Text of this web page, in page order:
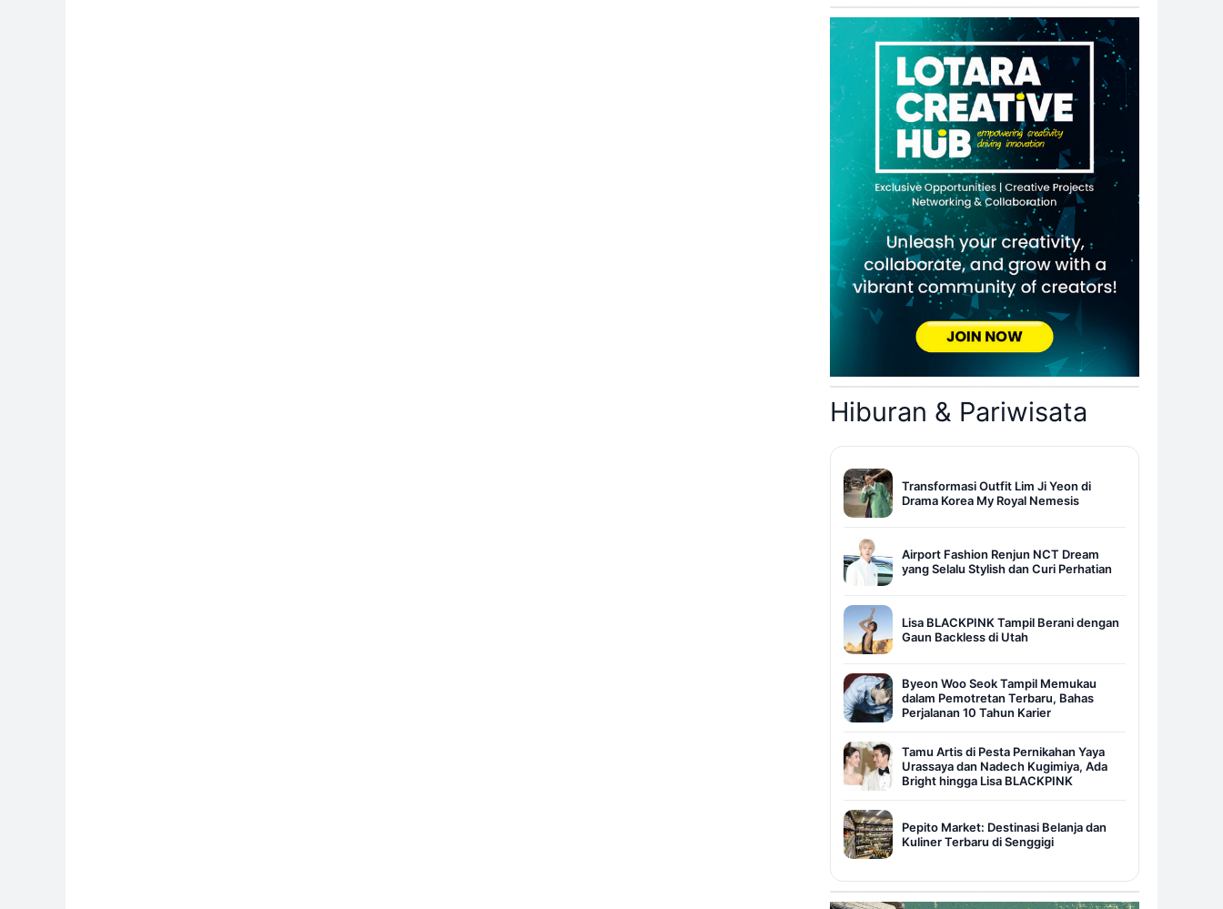
Hiburan & Pariwisata
Transformasi Outfit Lim Ji Yeon di
Drama Korea My Royal Nemesis
Airport Fashion Renjun NCT Dream
yang Selalu Stylish dan Curi Perhatian
Lisa BLACKPINK Tampil Berani dengan
Gaun Backless di Utah
Byeon Woo Seok Tampil Memukau
dalam Pemotretan Terbaru, Bahas
Perjalanan 10 Tahun Karier
Tamu Artis di Pesta Pernikahan Yaya
Urassaya dan Nadech Kugimiya, Ada
Bright hingga Lisa BLACKPINK
Pepito Market: Destinasi Belanja dan
Kuliner Terbaru di Senggigi